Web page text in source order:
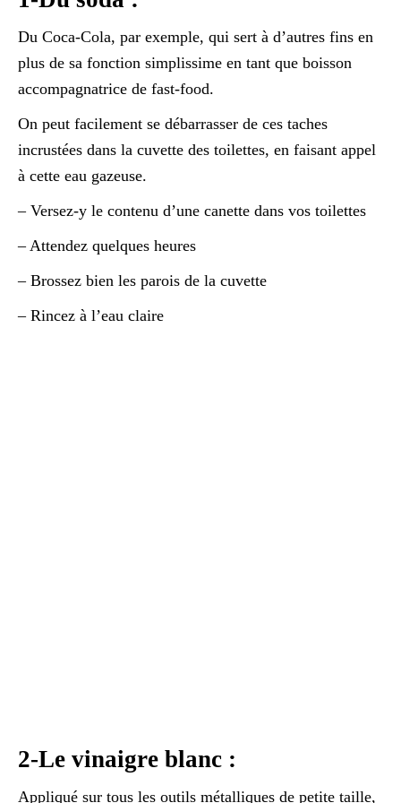
Du Coca-Cola, par exemple, qui sert à d’autres fins en
plus de sa fonction simplissime en tant que boisson
accompagnatrice de fast-food.
On peut facilement se débarrasser de ces taches
incrustées dans la cuvette des toilettes, en faisant appel
à cette eau gazeuse.
– Versez-y le contenu d’une canette dans vos toilettes
– Attendez quelques heures
– Brossez bien les parois de la cuvette
– Rincez à l’eau claire
2-Le vinaigre blanc :
Appliqué sur tous les outils métalliques de petite taille,